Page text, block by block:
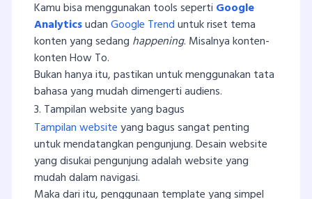
Kamu bisa menggunakan tools seperti Google
AnalyticsudanGoogle Trenduntuk riset tema
konten yang sedang happening. Misalnya konten-
konten How To.
Bukan hanya itu, pastikan untuk menggunakan tata
bahasa yang mudah dimengerti audiens.
3. Tampilan website yang bagus
Tampilan websiteyang bagus sangat penting
untuk mendatangkan pengunjung. Desain website
yang disukai pengunjung adalah website yang
mudah dalam navigasi.
Maka dari itu, penggunaan template yang simpel